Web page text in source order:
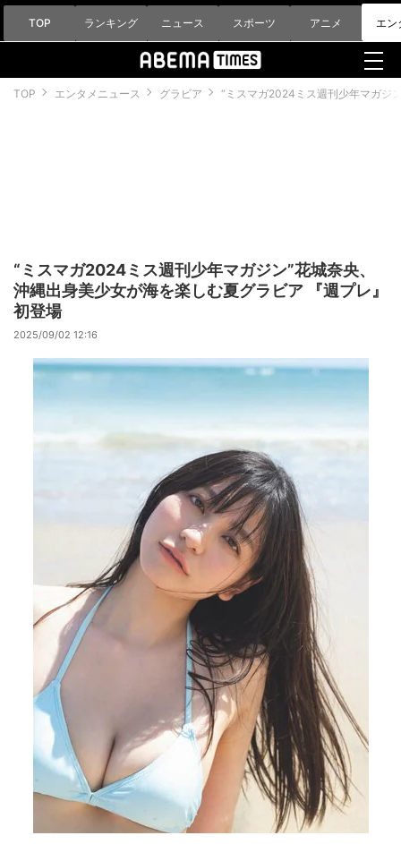
TOP ランキング ニュース スポーツ アニメ エン
TOP エンタメニュース グラビア “ミスマガ2024ミス週刊少年マガジ
“ミスマガ2024ミス週刊少年マガジン”花城奈央、
沖縄出身美少女が海を楽しむ夏グラビア 『週プレ』
初登場
2025/09/02 12:16